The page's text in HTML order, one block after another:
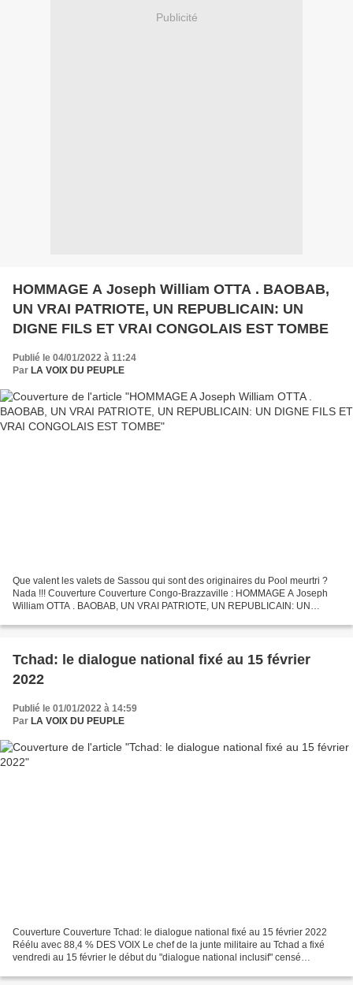
Publicité
HOMMAGE A Joseph William OTTA . BAOBAB,
UN VRAI PATRIOTE, UN REPUBLICAIN: UN
DIGNE FILS ET VRAI CONGOLAIS EST TOMBE
Publié le 04/01/2022 à 11:24
Par LA VOIX DU PEUPLE
Que valent les valets de Sassou qui sont des originaires du Pool meurtri ?
Nada !!! Couverture Couverture Congo-Brazzaville : HOMMAGE A Joseph
William OTTA . BAOBAB, UN VRAI PATRIOTE, UN REPUBLICAIN: UN
Tchad: le dialogue national fixé au 15 février
2022
Publié le 01/01/2022 à 14:59
Par LA VOIX DU PEUPLE
Couverture Couverture Tchad: le dialogue national fixé au 15 février 2022
Réélu avec 88,4 % DES VOIX Le chef de la junte militaire au Tchad a fixé
vendredi au 15 février le début du "dialogue national inclusif" censé